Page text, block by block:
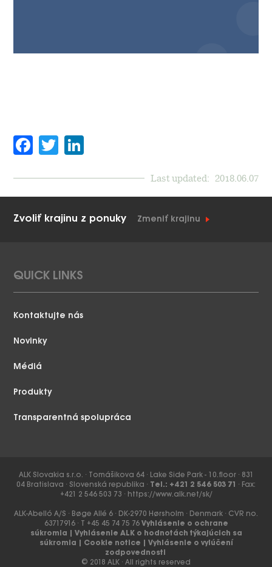
Facebook
Twitter
Last updated: 2018.06.07
Zvoliť krajinu z ponuky Zmeniť krajinu
QUICK LINKS
Kontaktujte nás
Novinky
Médiá
Produkty
Transparentná spolupráca
ALK Slovakia s.r.o. ∙ Tomášikova 64 ∙ Lake Side Park - 10.floor ∙ 831
04 Bratislava ∙ Slovenská republika ∙ Tel.: +421 2 546 503 71
∙ Fax:
+421 2 546 503 73 ∙ https://www.alk.net/sk/
ALK-Abelló A/S ∙ Bøge Allé 6 ∙ DK-2970 Hørsholm ∙ Denmark ∙ CVR no.
63717916 ∙ T +45 45 74 75 76 Vyhlásenie o ochrane
súkromia
Vyhlásenie ALK o hodnotách týkajúcich sa
súkromia
Cookie notice
Vyhlásenie o vylúčení
zodpovednosti
© 2018 ALK ∙ All rights reserved